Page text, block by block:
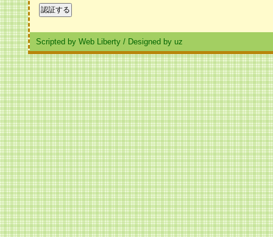
Scripted by Web Liberty / Designed by uz